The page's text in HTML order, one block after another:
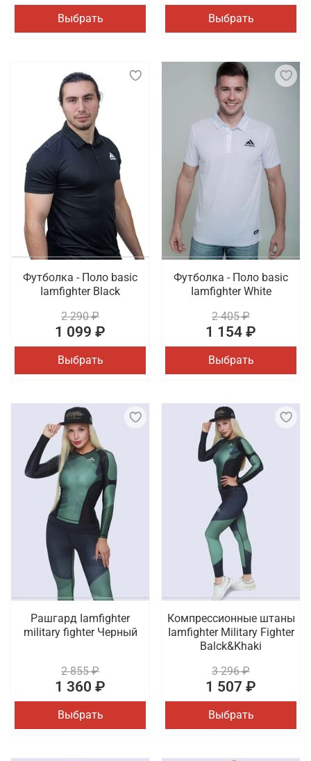
Выбрать Выбрать
Футболка - Поло basic
Iamfighter Black
2 290 ₽
1 099 ₽
Выбрать
Футболка - Поло basic
Iamfighter White
2 405 ₽
1 154 ₽
Выбрать
Рашгард Iamfighter
military fighter Черный
2 855 ₽
1 360 ₽
Выбрать
Компрессионные штаны
Iamfighter Military Fighter
Balck&Khaki
3 296 ₽
1 507 ₽
Выбрать